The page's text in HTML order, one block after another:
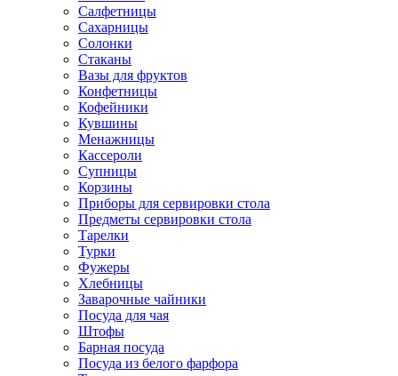
Салфетницы
Сахарницы
Солонки
Стаканы
Вазы для фруктов
Конфетницы
Кофейники
Кувшины
Менажницы
Кассероли
Супницы
Корзины
Приборы для сервировки стола
Предметы сервировки стола
Тарелки
Турки
Фужеры
Хлебницы
Заварочные чайники
Посуда для чая
Штофы
Барная посуда
Посуда из белого фарфора